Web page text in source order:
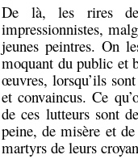
De là, les rires
impressionnistes,
jeunes peintres. On
moquant du public et
œuvres, lorsqu’ils
et convaincus. Ce
de ces lutteurs sont
peine, de misère et
martyrs de leurs